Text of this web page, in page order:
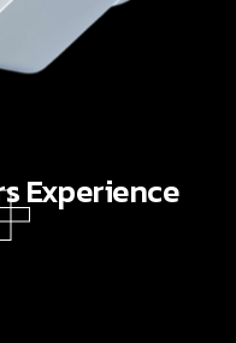
Experience